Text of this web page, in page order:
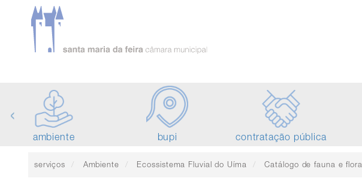
ambiente bupi contratação pública
‹
serviços Ambiente Ecossistema Fluvial do Uíma Catálogo de fauna e flora